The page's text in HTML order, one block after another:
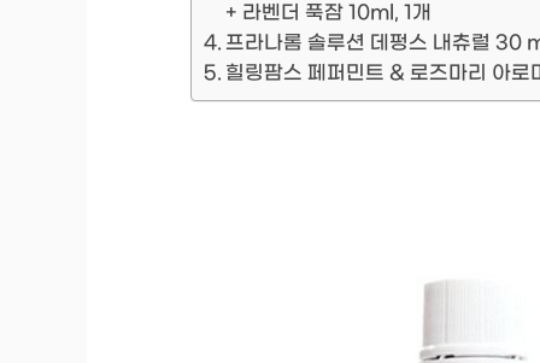
+ 라벤더 푹잠 10ml, 1개
프라나롬 솔루션 데펑스 내츄럴 30
힐링팜스 페퍼민트 & 로즈마리 아로